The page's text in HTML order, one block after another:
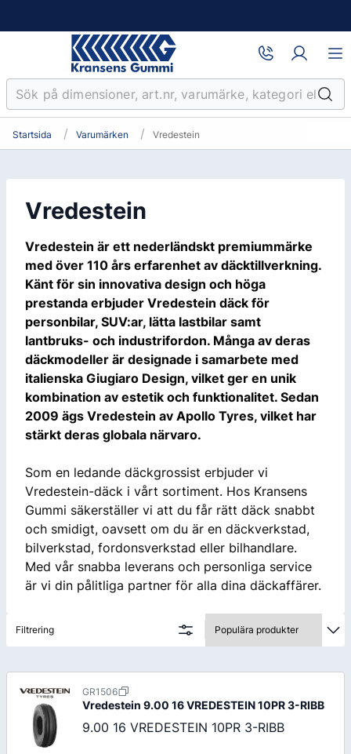
Startsida Varumärken Vredestein
Vredestein
Vredestein är ett nederländskt premiummärke
med över 110 års erfarenhet av däcktillverkning.
Känt för sin innovativa design och höga
prestanda erbjuder Vredestein däck för
personbilar, SUV:ar, lätta lastbilar samt
lantbruks- och industrifordon. Många av deras
däckmodeller är designade i samarbete med
italienska Giugiaro Design, vilket ger en unik
kombination av estetik och funktionalitet. Sedan
2009 ägs Vredestein av Apollo Tyres, vilket har
stärkt deras globala närvaro.
Som en ledande däckgrossist erbjuder vi
Vredestein-däck i vårt sortiment. Hos Kransens
Gummi säkerställer vi att du får rätt däck snabbt
och smidigt, oavsett om du är en däckverkstad,
bilverkstad, fordonsverkstad eller bilhandlare.
Med vår snabba leverans och personliga service
är vi din pålitliga partner för alla dina däckaffärer.
Filtrering
GR1506
Vredestein 9.00 16 VREDESTEIN 10PR 3-RIBB
9.00 16 VREDESTEIN 10PR 3-RIBB